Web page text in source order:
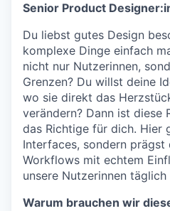
Senior Product
Du liebst gutes Design
komplexe Dinge einfach
nicht nur Nutzerinnen,
Grenzen? Du willst deine
wo sie direkt das
verändern? Dann ist diese
das Richtige für dich. Hier
Interfaces, sondern prägst
Workflows mit echtem
unsere Nutzerinnen täglich
Warum brauchen wir